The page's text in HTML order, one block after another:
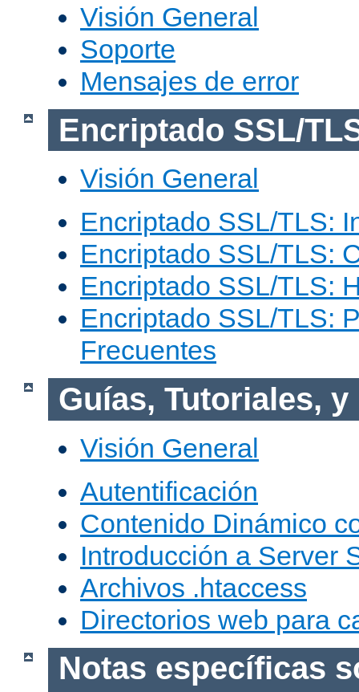
Visión General
Soporte
Mensajes de error
Encriptado SSL/
Visión General
Encriptado SSL/TLS:
Encriptado SSL/TLS:
Encriptado SSL/TLS:
Encriptado SSL/TLS:
Frecuentes
Guías, Tutoriales, y
Visión General
Autentificación
Contenido Dinámico
Introducción a Server
Archivos .htaccess
Directorios web para
Notas específicas